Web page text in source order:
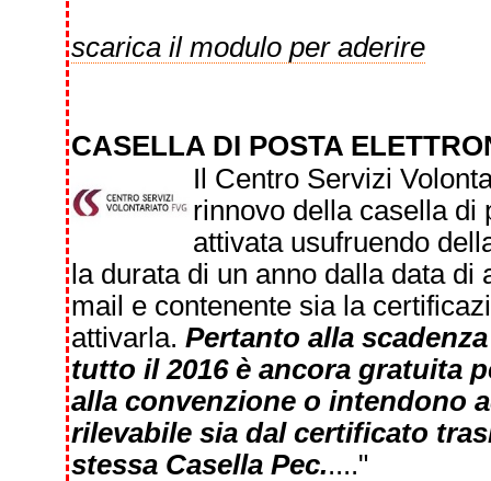
scarica il modulo per aderire
CASELLA DI POSTA
Il Centro Servizi
rinnovo della casella
attivata usufruendo
la durata di un anno dalla data
mail e contenente sia la
attivarla. Pertanto alla
tutto il 2016 è ancora gratuita
alla convenzione o intendono
rilevabile sia dal certificato
stessa Casella Pec....."